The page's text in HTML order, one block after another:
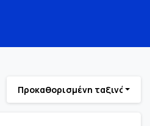
Προκαθορισμένη ταξινόμηση